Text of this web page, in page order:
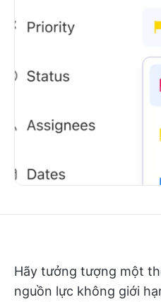
Hãy tưởng tượng một
nguồn lực không giới